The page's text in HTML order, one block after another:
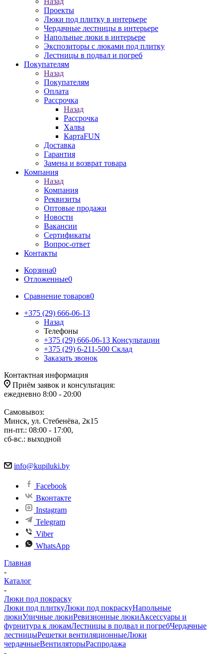
Проекты
Люки под плитку в интерьере
Чердачные лестницы в интерьере
Напольные люки в интерьере
Экспозиторы с люками под плитку
Лестницы в подвал и погреб
Покупателям
Назад
Покупателям
Оплата
Рассрочка
Назад
Рассрочка
Халва
КартаFUN
Доставка
Гарантия
Замена и возврат товара
Компания
Назад
Компания
Реквизиты
Оптовые продажи
Новости
Вакансии
Сертификаты
Вопрос-ответ
Контакты
Корзина0
Отложенные0
Сравнение товаров0
+375 (29) 666-06-13
Назад
Телефоны
+375 (29) 666-06-13 Консультации
+375 (29) 6-211-500 Склад
Заказать звонок
Контактная информация
Приём заявок и консультация:
ежедневно 8:00 - 20:00
Самовывоз:
Минск, ул. Стебенёва, 2к15
пн-пт.: 08:00 - 17:00,
сб-вс.: выходной
info@kupiluki.by
Facebook
Вконтакте
Instagram
Telegram
Viber
WhatsApp
Главная
-
Каталог
-
Люки под покраску
Люки под плиткуЛюки под покраскуНапольные
люкиУличные люкиРевизионные люкиАксессуары и
фурнитура к люкамЛестницы в подвал и погребЧердачные
лестницыРешетки вентиляционныеЛюки
чердачныеВентиляторыРаспродажа